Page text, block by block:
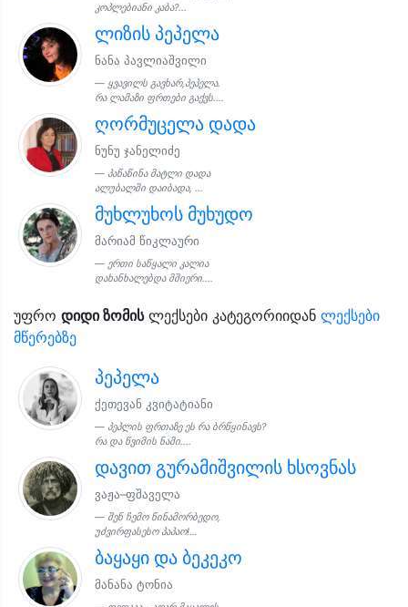
კოპლებიანი კაბა?...
ლიზის პეპელა
ნანა პავლიაშვილი
ყვავილს გავხარ,პეპელა.
რა ლამაზი ფრთები გაქვს....
ღორმუცელა დადა
ნუნუ ჯანელიძე
პაწაწინა მატლი დადა
ალუბალში დაიბადა, ...
მუხლუხოს მუხუდო
მარიამ წიკლაური
ერთი საწყალი კალია
დახანხალებდა მშიერი....
უფრო დიდი ზომისლექსები კატეგორიიდან ლექსები
მწერებზე
პეპელა
ქეთევან კვიტატიანი
პეპლის ფრთაზე ეს რა ბრწყინავს?
რა და წვიმის ნამი....
დავით გურამიშვილის ხსოვნას
ვაჟა–ფშაველა
შენ ჩემო წინამორბედო,
უძვირფასესო პაპაო!...
ბაყაყი და ბეკეკო
მანანა ტონია